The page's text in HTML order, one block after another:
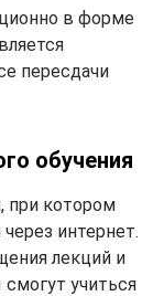
в форме
пересдачи
обучения
при котором
интернет.
лекций и
учиться